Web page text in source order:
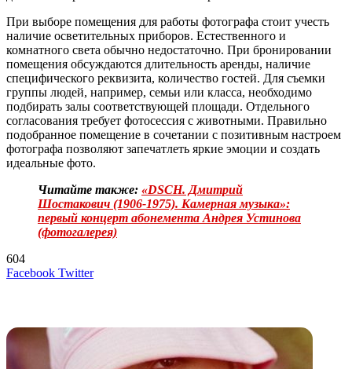
При выборе помещения для работы фотографа стоит учесть
наличие осветительных приборов. Естественного и
комнатного света обычно недостаточно. При бронировании
помещения обсуждаются длительность аренды, наличие
специфического реквизита, количество гостей. Для съемки
группы людей, например, семьи или класса, необходимо
подбирать залы соответствующей площади. Отдельного
согласования требует фотосессия с животными. Правильно
подобранное помещение в сочетании с позитивным настроем
фотографа позволяют запечатлеть яркие эмоции и создать
идеальные фото.
Читайте также: «DSCH. Дмитрий
Шостакович (1906-1975). Камерная музыка»:
первый концерт абонемента Андрея Устинова
(фотогалерея)
604
Facebook TwitterLinkedIn
Tumblr
Reddit
Вконтакте
Одноклассники
Skype
Messenger
Messenger
WhatsApp
Telegram
Viber
Line
Поделиться
Печатать